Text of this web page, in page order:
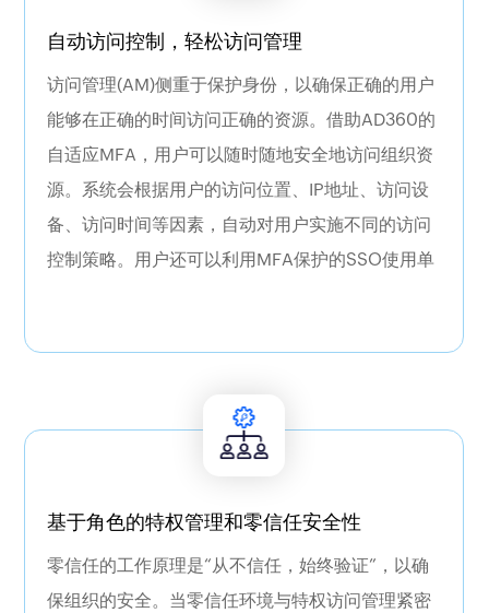
通过创建以特定时间间隔执行例行任务的自动化
策略来减少管理工作量，并通过利用业务工作流
来确保受控的自动化。
更多
通过创建自定义角色并将其分配给帮助台技术人
员，而不更改其在本机环境中的权限，来实施粒
更多
自动访问控制，轻松访问管理
访问管理(AM)侧重于保护身份，以确保正确的用户
能够在正确的时间访问正确的资源。借助AD360的
自适应MFA，用户可以随时随地安全地访问组织资
源。系统会根据用户的访问位置、IP地址、访问设
备、访问时间等因素，自动对用户实施不同的访问
控制策略。用户还可以利用MFA保护的SSO使用单
基于角色的特权管理和零信任安全性
零信任的工作原理是“从不信任，始终验证”，以确
保组织的安全。当零信任环境与特权访问管理紧密